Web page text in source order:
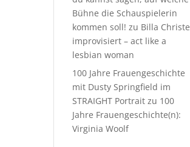
Bühne die Schauspielerin
kommen soll! zu Billa Christe
improvisiert – act like a
lesbian woman
100 Jahre Frauengeschichte
mit Dusty Springfield im
STRAIGHT Portrait zu 100
Jahre Frauengeschichte(n):
Virginia Woolf